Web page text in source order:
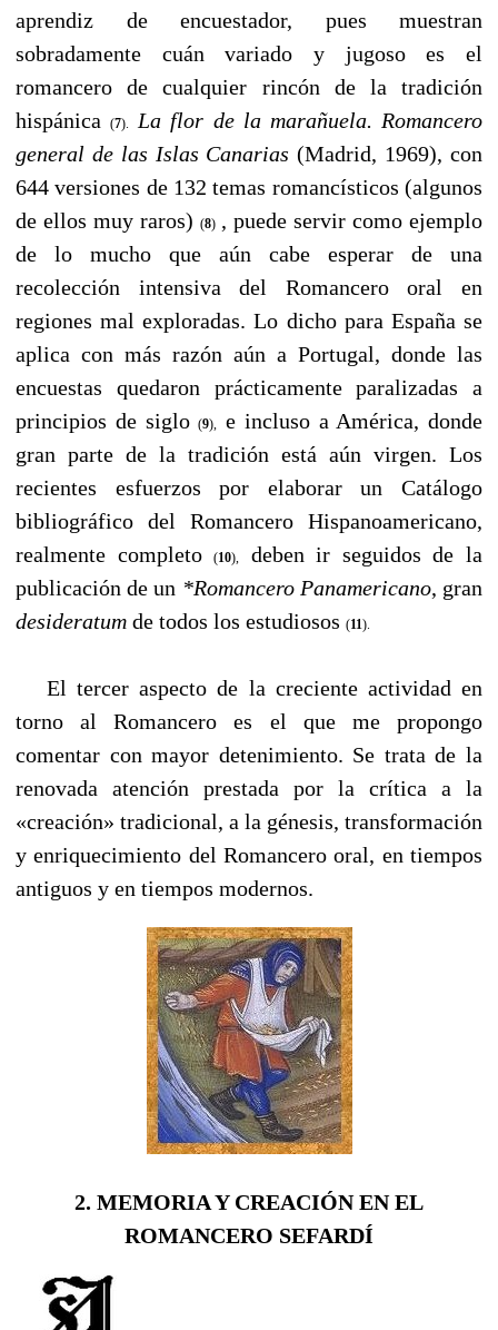
aprendiz de encuestador, pues muestran
sobradamente cuán variado y jugoso es el
romancero de cualquier rincón de la tradición
hispánica(7).
La flor de la marañuela. Romancero
general de las Islas Canarias(Μadrid, 1969), con
644 versiones de 132 temas romancísticos (algunos
de ellos muy raros) (8), puede servir como ejemplo
de lo mucho que aún cabe esperar de una
recolección intensiva del Romancero oral en
regiones mal exploradas. Lo dicho para España se
aplica con más razón aún a Portugal, donde las
encuestas quedaron prácticamente paralizadas a
principios de siglo(9),
e incluso a América, donde
gran parte de la tradición está aún virgen. Los
recientes esfuerzos por elaborar un Catálogo
bibliográfico del Romancero Hispanoamericano,
realmente completo(10),
deben ir seguidos de la
publicación de un *Romancero Panamericano, gran
desideratum de todos los estudiosos (11).
El tercer aspecto de la creciente actividad en
torno al Romancero es el que me propongo
comentar con mayor detenimiento. Se trata de la
renovada atención prestada por la crítica a la
«creación» tradicional, a la génesis, transformación
y enriquecimiento del Romancero oral, en tiempos
antiguos y en tiempos modernos.
2. MEMORIA Y CREACIÓN EN EL
ROMANCERO SEFARDÍ